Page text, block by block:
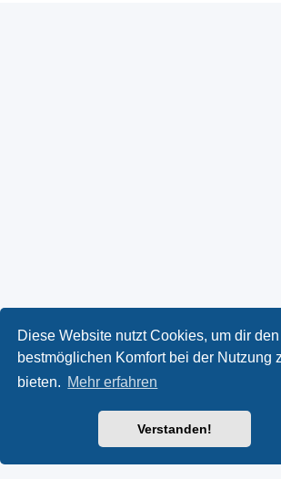
Diese Website nutzt Cookies, um dir den
bestmöglichen Komfort bei der Nutzung
bieten. Mehr erfahren
Verstanden!